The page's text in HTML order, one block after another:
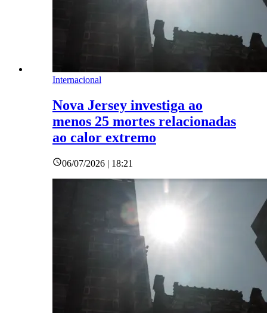
Internacional
Nova Jersey investiga ao
menos 25 mortes relacionadas
ao calor extremo
06/07/2026 | 18:21